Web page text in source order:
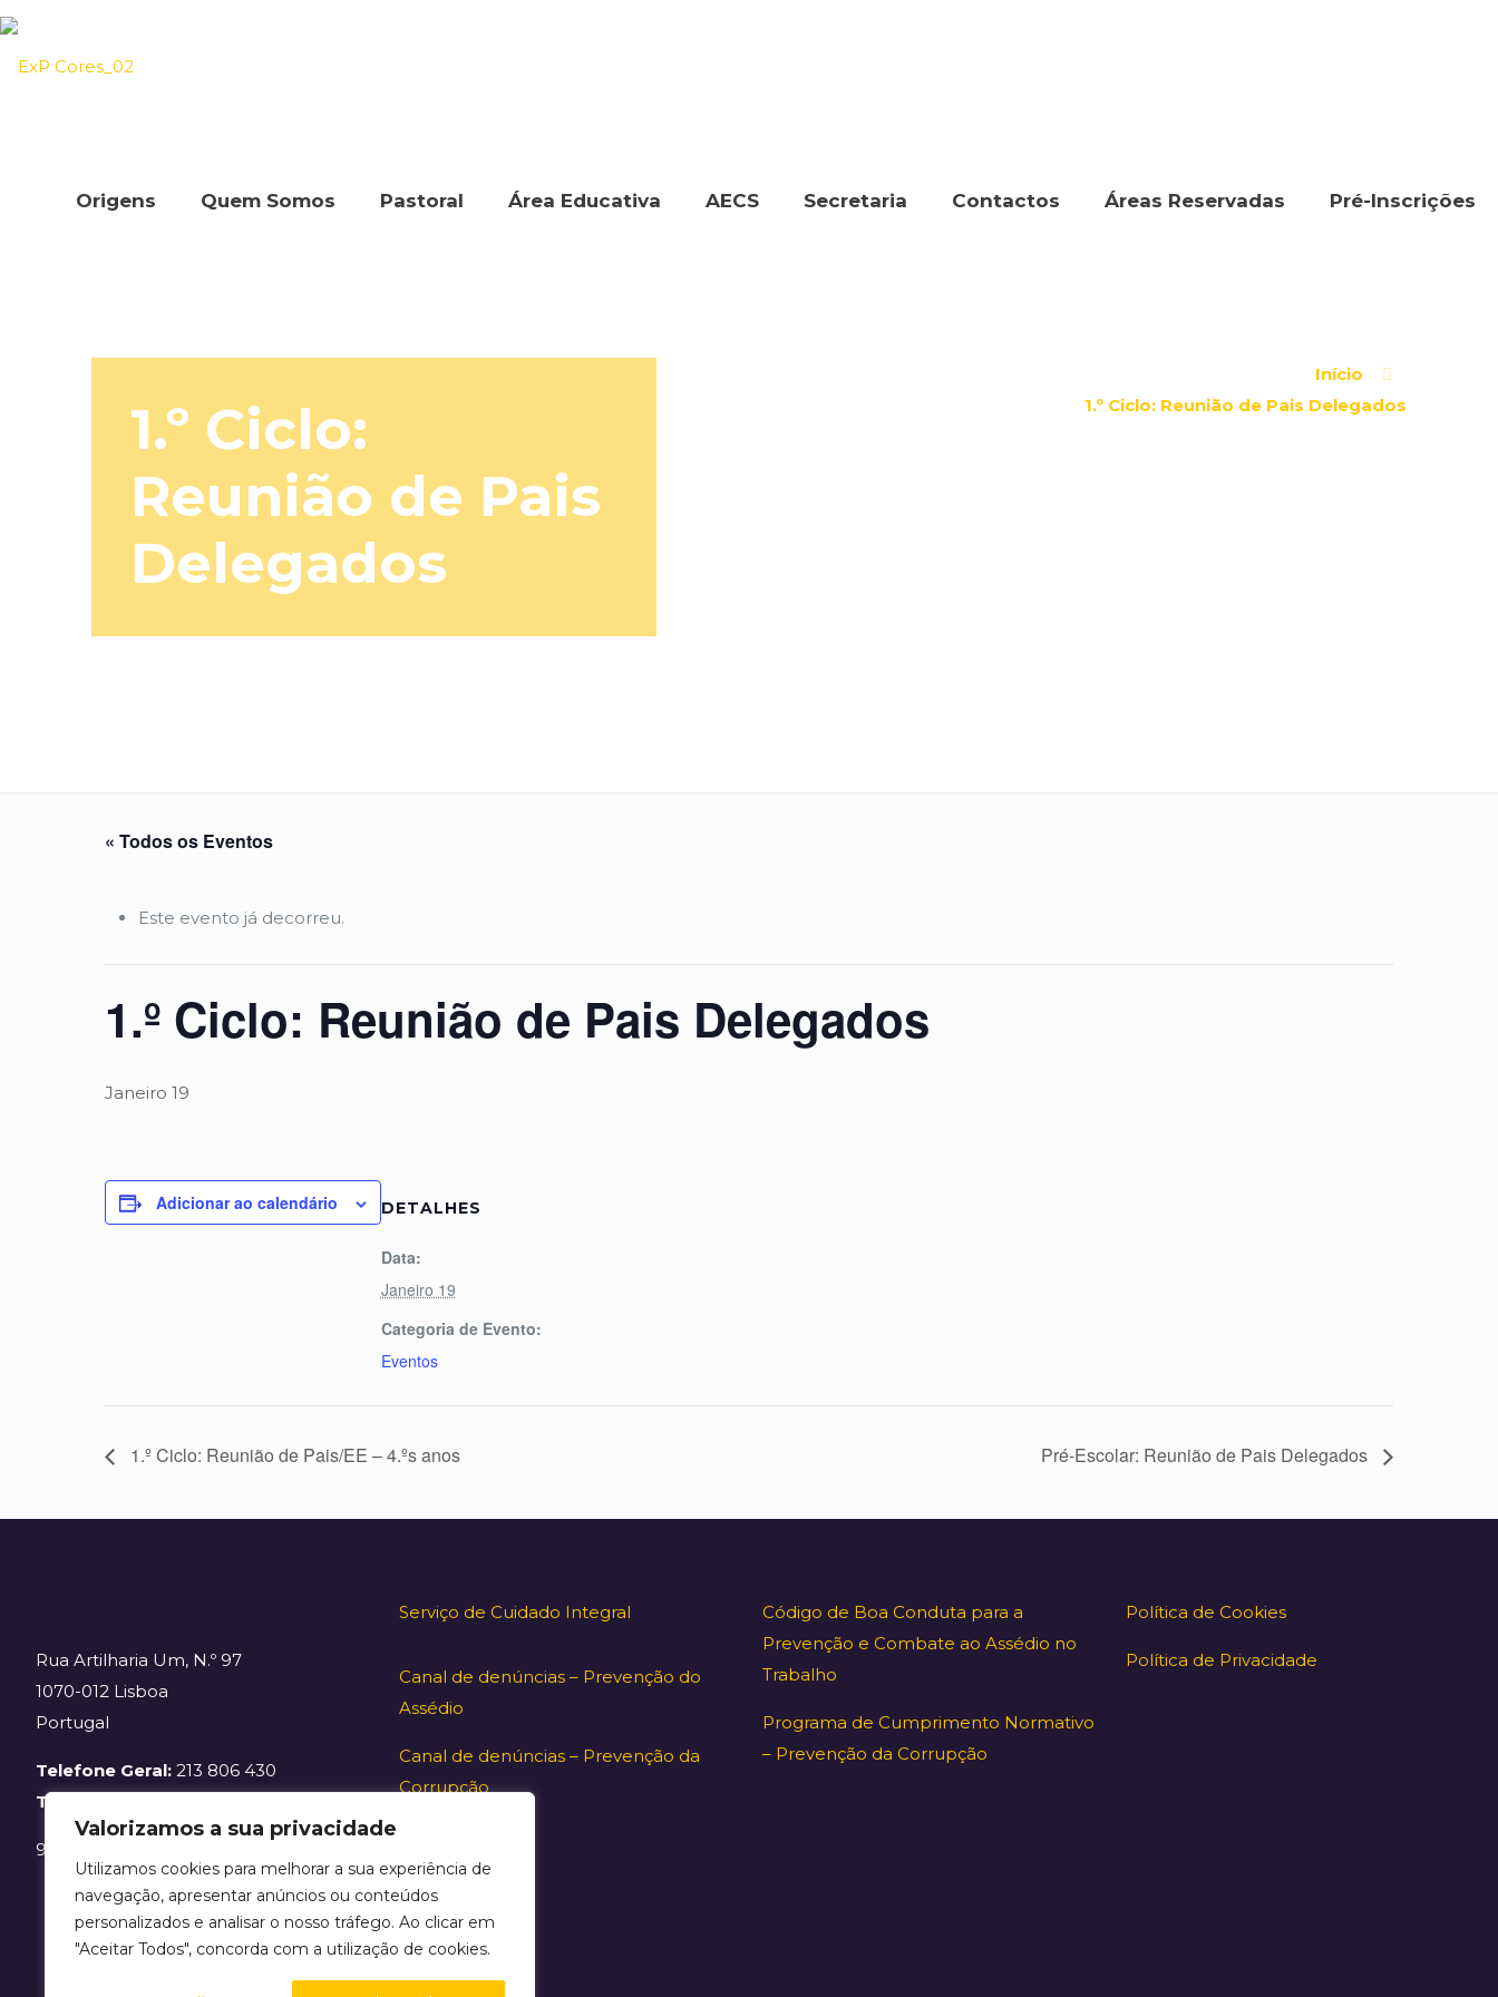
Valorizamos a sua privacidade
Utilizamos cookies para melhorar a sua experiência de
navegação, apresentar anúncios ou conteúdos
personalizados e analisar o nosso tráfego. Ao clicar em
"Aceitar Todos", concorda com a utilização de cookies.
Origens Quem Somos Pastoral Área Educativa AECS Secretaria Contactos Áreas Reservadas Pré-Inscrições
1.º Ciclo:
Reunião de Pais
Delegados
Início
1.º Ciclo: Reunião de Pais Delegados
« Todos os Eventos
Este evento já decorreu.
1.º Ciclo: Reunião de Pais Delegados
Janeiro 19
Adicionar ao calendário DETALHES
Data:
Janeiro 19
Categoria de Evento:
Eventos
1.º Ciclo: Reunião de Pais/EE – 4.ºs anos Pré-Escolar: Reunião de Pais Delegados
Rua Artilharia Um, N.º 97
1070-012 Lisboa
Portugal
Telefone Geral: 213 806 430
Telefone Secretaria:
968 030 569
Serviço de Cuidado Integral
Canal de denúncias – Prevenção do
Assédio
Canal de denúncias – Prevenção da
Corrupção
Código de Boa Conduta para a
Prevenção e Combate ao Assédio no
Trabalho
Programa de Cumprimento Normativo
– Prevenção da Corrupção
Política de Cookies
Política de Privacidade